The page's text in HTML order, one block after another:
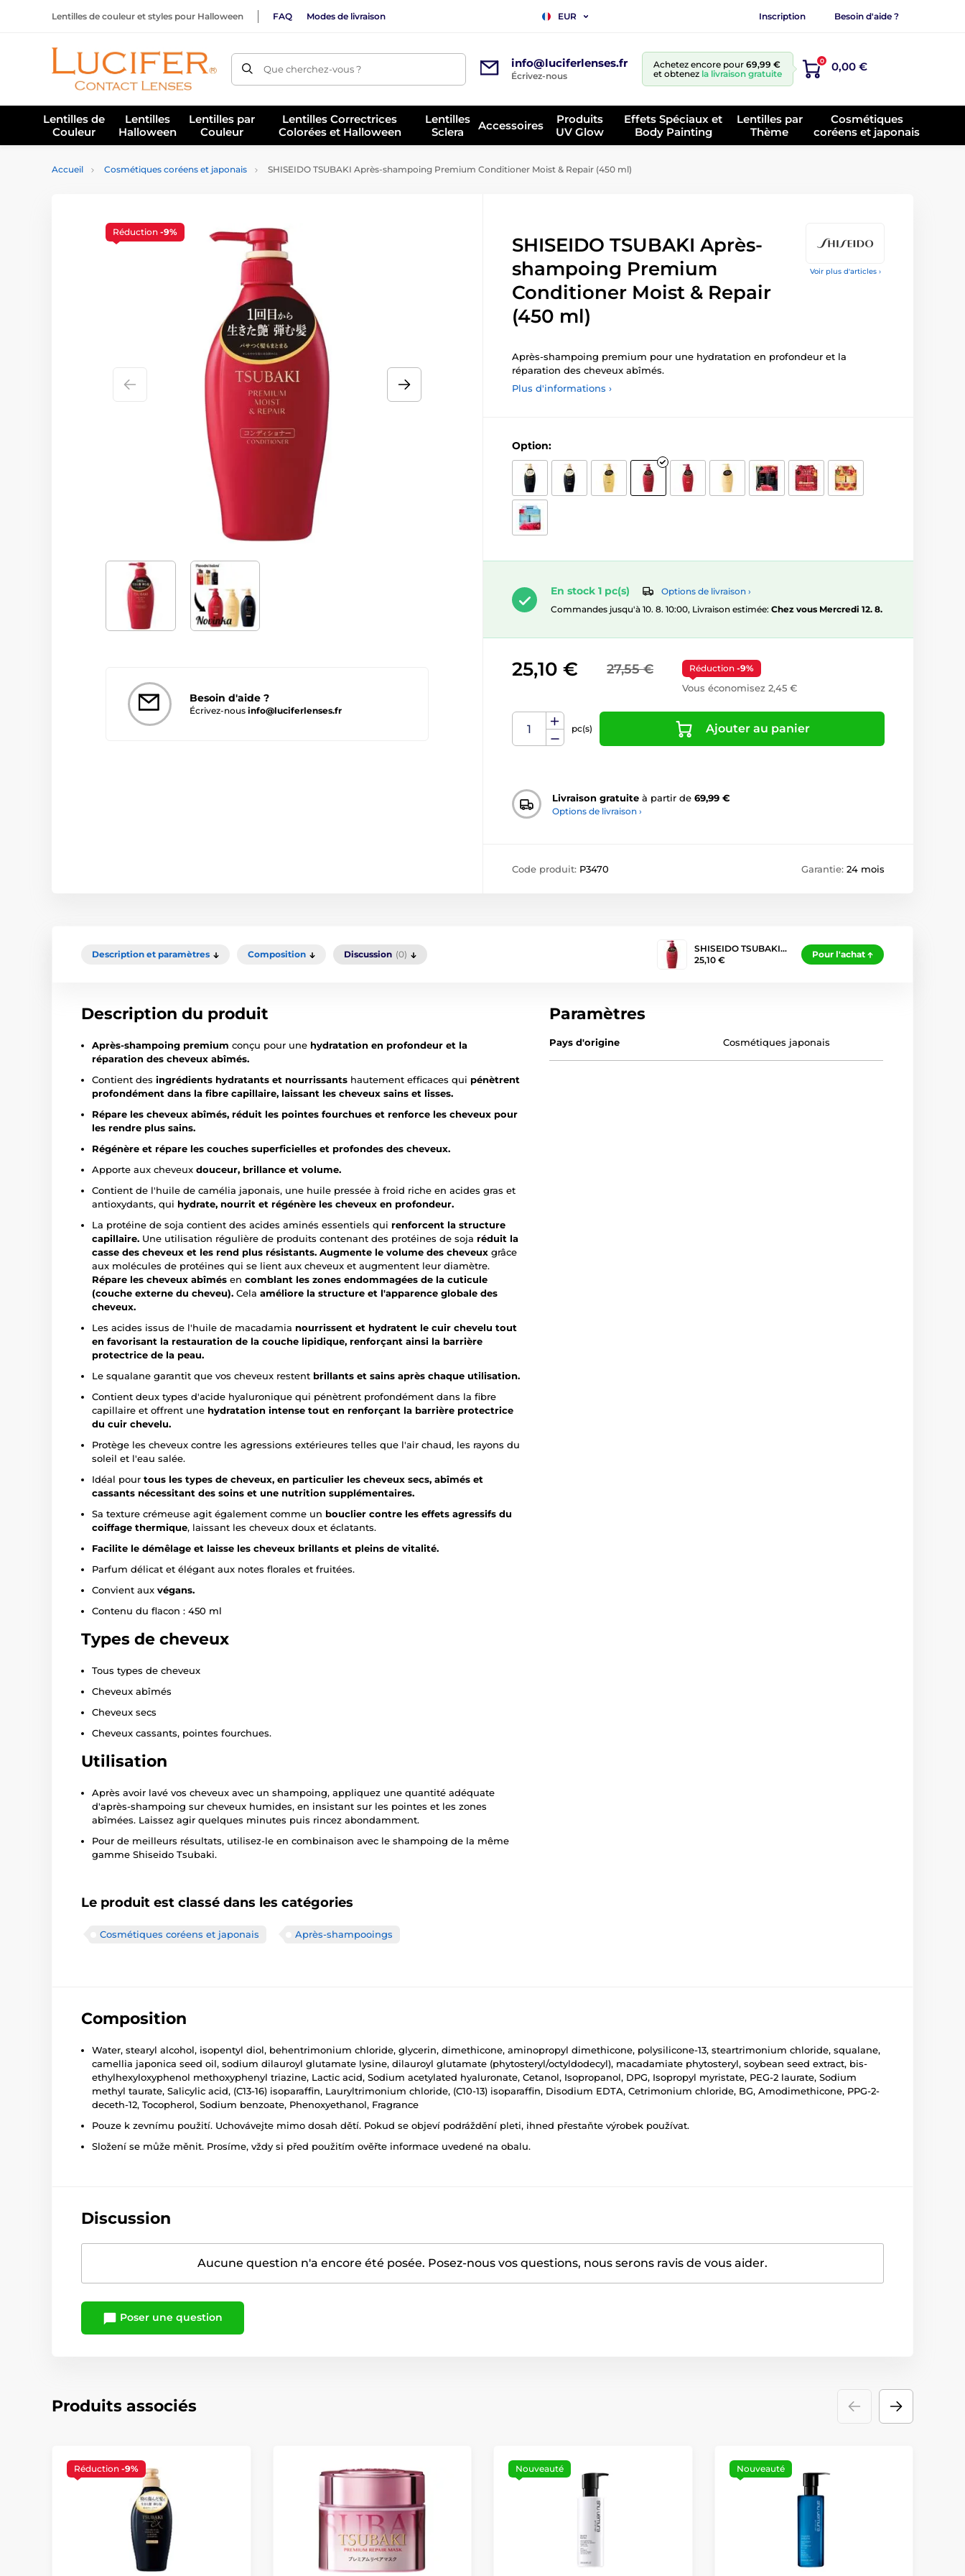
Lentilles de couleur et styles pour Halloween FAQ Modes de livraison EUR Inscription Besoin d'aide ?
Que cherchez-vous ? info@luciferlenses.fr
Écrivez-nous
Achetez encore pour 69,99 €
et obtenez la livraison gratuite
0 0,00 €
Lentilles de
Couleur
Lentilles
Halloween
Lentilles par
Couleur
Lentilles Correctrices
Colorées et Halloween
Lentilles
Sclera
Accessoires
Produits
UV Glow
Effets Spéciaux et
Body Painting
Lentilles par
Thème
Cosmétiques
coréens et japonais
Accueil Cosmétiques coréens et japonais SHISEIDO TSUBAKI Après-shampoing Premium Conditioner Moist & Repair (450 ml)
Voir plus d'articles ›
Besoin d'aide ?
Écrivez-nous info@luciferlenses.fr
Réduction -9%
SHISEIDO TSUBAKI Après-
shampoing Premium
Conditioner Moist & Repair
(450 ml)
Après-shampoing premium pour une hydratation en profondeur et la
réparation des cheveux abîmés.
Plus d'informations ›
Option:
En stock 1 pc(s)
Options de livraison ›
Commandes jusqu'à 10. 8. 10:00, Livraison estimée: Chez vous Mercredi 12. 8.
27,55 €
25,10 € Réduction -9%
Vous économisez 2,45 €
pc(s) Ajouter au panier
Livraison gratuite à partir de 69,99 €
Options de livraison ›
Code produit: P3470 Garantie: 24 mois
Description et paramètres Composition Discussion (0)
SHISEIDO TSUBAKI…
25,10 €
Pour l'achat
Description du produit
Après-shampoing premium conçu pour une hydratation en profondeur et la
réparation des cheveux abîmés.
Contient des ingrédients hydratants et nourrissants hautement efficaces qui pénètrent
profondément dans la fibre capillaire, laissant les cheveux sains et lisses.
Répare les cheveux abîmés, réduit les pointes fourchues et renforce les cheveux pour
les rendre plus sains.
Régénère et répare les couches superficielles et profondes des cheveux.
Apporte aux cheveux douceur, brillance et volume.
Contient de l'huile de camélia japonais, une huile pressée à froid riche en acides gras et
antioxydants, qui hydrate, nourrit et régénère les cheveux en profondeur.
La protéine de soja contient des acides aminés essentiels qui renforcent la structure
capillaire. Une utilisation régulière de produits contenant des protéines de soja réduit la
casse des cheveux et les rend plus résistants. Augmente le volume des cheveux grâce
aux molécules de protéines qui se lient aux cheveux et augmentent leur diamètre.
Répare les cheveux abîmés en comblant les zones endommagées de la cuticule
(couche externe du cheveu). Cela améliore la structure et l'apparence globale des
cheveux.
Les acides issus de l'huile de macadamia nourrissent et hydratent le cuir chevelu tout
en favorisant la restauration de la couche lipidique, renforçant ainsi la barrière
protectrice de la peau.
Le squalane garantit que vos cheveux restent brillants et sains après chaque utilisation.
Contient deux types d'acide hyaluronique qui pénètrent profondément dans la fibre
capillaire et offrent une hydratation intense tout en renforçant la barrière protectrice
du cuir chevelu.
Protège les cheveux contre les agressions extérieures telles que l'air chaud, les rayons du
soleil et l'eau salée.
Idéal pour tous les types de cheveux, en particulier les cheveux secs, abîmés et
cassants nécessitant des soins et une nutrition supplémentaires.
Sa texture crémeuse agit également comme un bouclier contre les effets agressifs du
coiffage thermique, laissant les cheveux doux et éclatants.
Facilite le démêlage et laisse les cheveux brillants et pleins de vitalité.
Parfum délicat et élégant aux notes florales et fruitées.
Convient aux végans.
Contenu du flacon : 450 ml
Types de cheveux
Tous types de cheveux
Cheveux abîmés
Cheveux secs
Cheveux cassants, pointes fourchues.
Utilisation
Après avoir lavé vos cheveux avec un shampoing, appliquez une quantité adéquate
d'après-shampoing sur cheveux humides, en insistant sur les pointes et les zones
abîmées. Laissez agir quelques minutes puis rincez abondamment.
Pour de meilleurs résultats, utilisez-le en combinaison avec le shampoing de la même
gamme Shiseido Tsubaki.
Le produit est classé dans les catégories
Cosmétiques coréens et japonais Après-shampooings
Paramètres
Pays d'origine Cosmétiques japonais
Composition
Water, stearyl alcohol, isopentyl diol, behentrimonium chloride, glycerin, dimethicone, aminopropyl dimethicone, polysilicone-13, steartrimonium chloride, squalane,
camellia japonica seed oil, sodium dilauroyl glutamate lysine, dilauroyl glutamate (phytosteryl/octyldodecyl), macadamiate phytosteryl, soybean seed extract, bis-
ethylhexyloxyphenol methoxyphenyl triazine, Lactic acid, Sodium acetylated hyaluronate, Cetanol, Isopropanol, DPG, Isopropyl myristate, PEG-2 laurate, Sodium
methyl taurate, Salicylic acid, (C13-16) isoparaffin, Lauryltrimonium chloride, (C10-13) isoparaffin, Disodium EDTA, Cetrimonium chloride, BG, Amodimethicone, PPG-2-
deceth-12, Tocopherol, Sodium benzoate, Phenoxyethanol, Fragrance
Pouze k zevnímu použití. Uchovávejte mimo dosah dětí. Pokud se objeví podráždění pleti, ihned přestaňte výrobek používat.
Složení se může měnit. Prosíme, vždy si před použitím ověřte informace uvedené na obalu.
Discussion
Aucune question n'a encore été posée. Posez-nous vos questions, nous serons ravis de vous aider.
Poser une question
Produits associés
Réduction -9% Nouveauté Nouveauté